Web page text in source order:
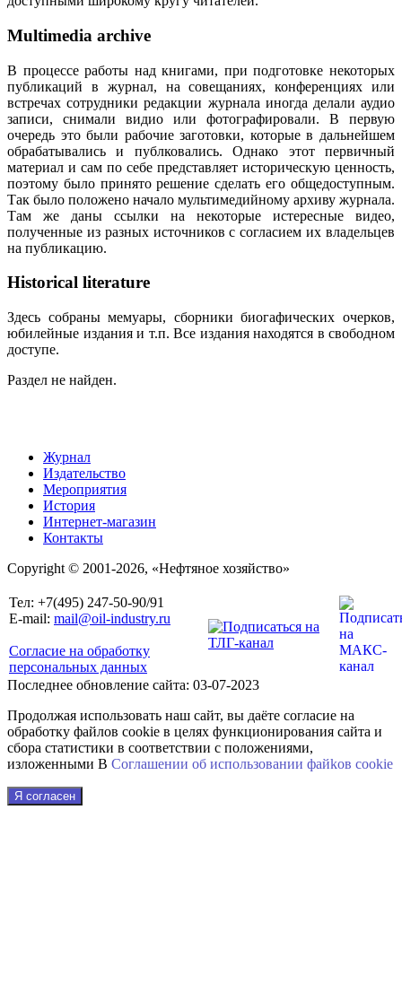
Multimedia archive
В процессе работы над книгами, при подготовке некоторых
публикаций в журнал, на совещаниях, конференциях или
встречах сотрудники редакции журнала иногда делали аудио
записи, снимали видио или фотографировали. В первую
очередь это были рабочие заготовки, которые в дальнейшем
обрабатывались и публковались. Однако этот первичный
материал и сам по себе представляет историческую ценность,
поэтому было принято решение сделать его общедоступным.
Так было положено начало мультимедийному архиву журнала.
Там же даны ссылки на некоторые истересные видео,
полученные из разных источников с согласием их владельцев
на публикацию.
Historical literature
Здесь собраны мемуары, сборники биогафических очерков,
юбилейные издания и т.п. Все издания находятся в свободном
доступе.
Раздел не найден.
Журнал
Издательство
Мероприятия
История
Интернет-магазин
Контакты
Copyright © 2001-2026, «Нефтяное хозяйство»
Тел: +7(495) 247-50-90/91
E-mail: mail@oil-industry.ru
Согласие на обработку
персональных данных
Последнее обновление сайта: 03-07-2023
Продолжая использовать наш сайт, вы даёте согласие на
обработку файлов cookie в целях функционирования сайта и
сбора статистики в соответствии с положениями,
изложенными В Соглашении об использовании файkов cookie
Я согласен